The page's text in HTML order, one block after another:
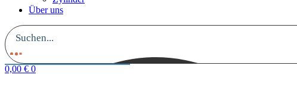
Über uns
0,00 € 0